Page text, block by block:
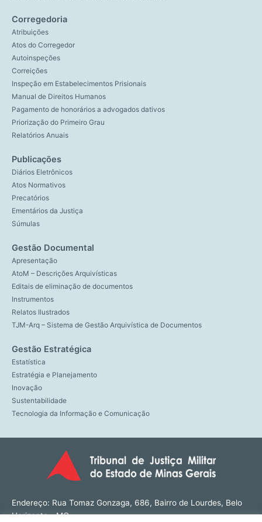
Corregedoria
Atribuições
Atos do Corregedor
Autoinspeções
Correições
Inspeção em Estabelecimentos Prisionais
Manual de Direitos Humanos
Pagamento de honorários a advogados dativos
Priorização do Primeiro Grau
Relatórios Anuais
Publicações
Diários Eletrônicos
Atos Normativos
Precatórios
Ementários da Justiça
Súmulas
Gestão Documental
Apresentação
AtoM – Descrições Arquivísticas
Editais de eliminação de documentos
Instrumentos
Relatos Ilustrados
TJM-Arq – Sistema de Gestão Arquivística de Documentos
Gestão Estratégica
Estatística
Estratégia e Planejamento
Inovação
Sustentabilidade
Tecnologia da Informação e Comunicação
Endereço: Rua Tomaz Gonzaga, 686, Bairro de Lourdes, Belo
Horizonte - MG